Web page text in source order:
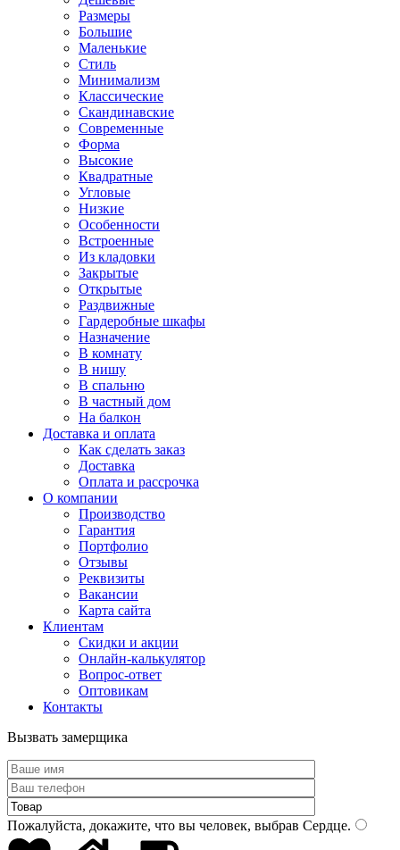
Размеры
Большие
Маленькие
Стиль
Минимализм
Классические
Скандинавские
Современные
Форма
Высокие
Квадратные
Угловые
Низкие
Особенности
Встроенные
Из кладовки
Закрытые
Открытые
Раздвижные
Гардеробные шкафы
Назначение
В комнату
В нишу
В спальню
В частный дом
На балкон
Доставка и оплата
Как сделать заказ
Доставка
Оплата и рассрочка
О компании
Производство
Гарантия
Портфолио
Отзывы
Реквизиты
Вакансии
Карта сайта
Клиентам
Скидки и акции
Онлайн-калькулятор
Вопрос-ответ
Оптовикам
Контакты
Вызвать замерщика
Пожалуйста, докажите, что вы человек, выбрав Сердце.